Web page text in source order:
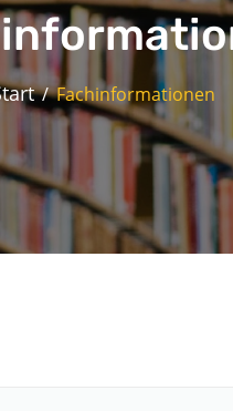
Fachinformationen